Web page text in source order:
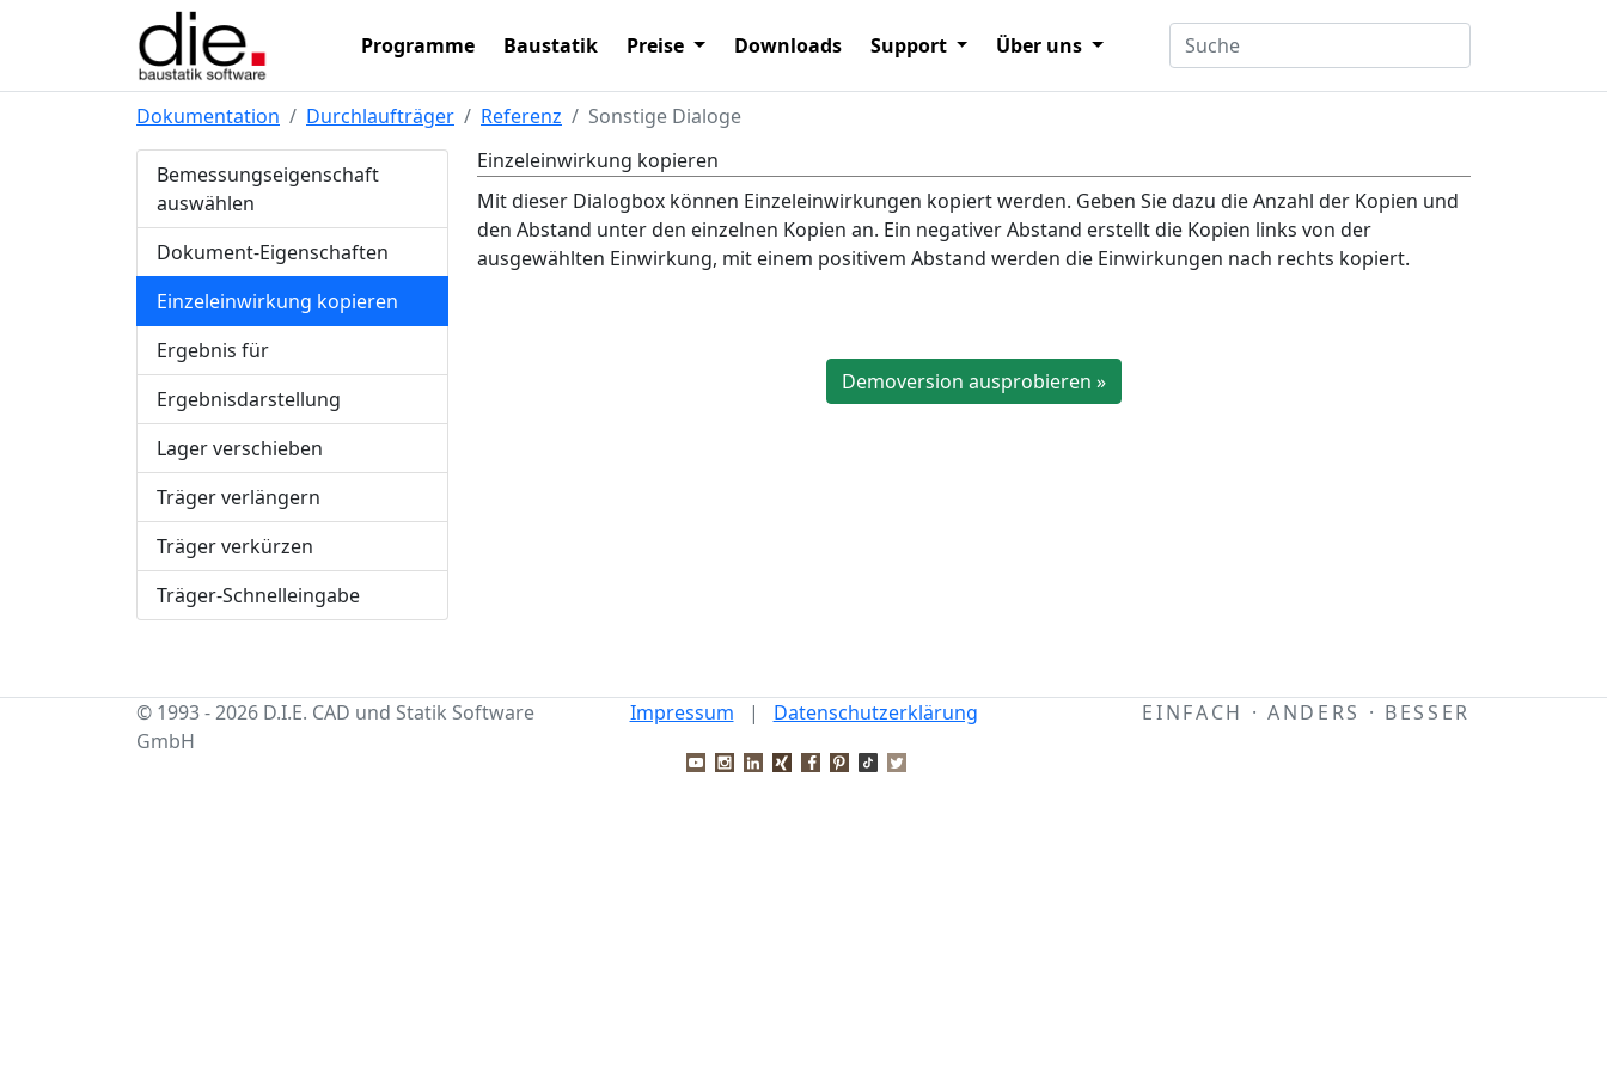
Programme Baustatik Preise Downloads Support Über uns
Dokumentation Durchlaufträger Referenz Sonstige Dialoge
Bemessungseigenschaft
auswählen
Dokument-Eigenschaften
Einzeleinwirkung kopieren
Ergebnis für
Ergebnisdarstellung
Lager verschieben
Träger verlängern
Träger verkürzen
Träger-Schnelleingabe
Einzeleinwirkung kopieren
Mit dieser Dialogbox können Einzeleinwirkungen kopiert werden. Geben Sie dazu die Anzahl der Kopien und
den Abstand unter den einzelnen Kopien an. Ein negativer Abstand erstellt die Kopien links von der
ausgewählten Einwirkung, mit einem positivem Abstand werden die Einwirkungen nach rechts kopiert.
Demoversion ausprobieren »
© 1993 - 2026 D.I.E. CAD und Statik Software
GmbH
Impressum | Datenschutzerklärung EINFACH · ANDERS · BESSER